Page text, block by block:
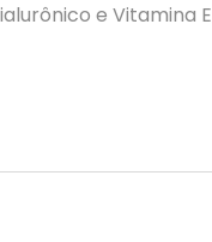
e Vitamina E